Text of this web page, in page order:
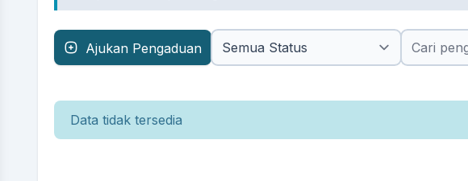
Ajukan Pengaduan
Data tidak tersedia